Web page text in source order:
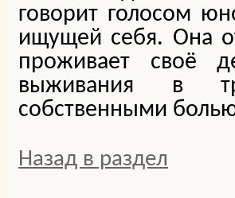
говорит голосом
ищущей себя. Она
проживает своё
выживания в
собственными
Назад в раздел